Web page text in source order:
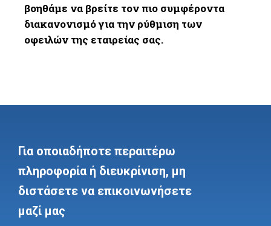
βοηθάμε να βρείτε τον πιο συμφέροντα
διακανονισμό για την ρύθμιση των
οφειλών της εταιρείας σας.
Για οποιαδήποτε περαιτέρω
πληροφορία ή διευκρίνιση, μη
διστάσετε να επικοινωνήσετε
μαζί μας